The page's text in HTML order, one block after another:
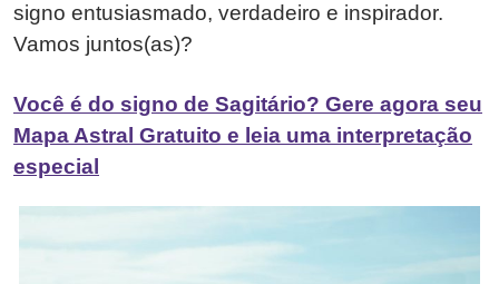
signo entusiasmado, verdadeiro e inspirador.
Vamos juntos(as)?
Você é do signo de Sagitário? Gere agora seu
Mapa Astral Gratuito e leia uma interpretação
especial